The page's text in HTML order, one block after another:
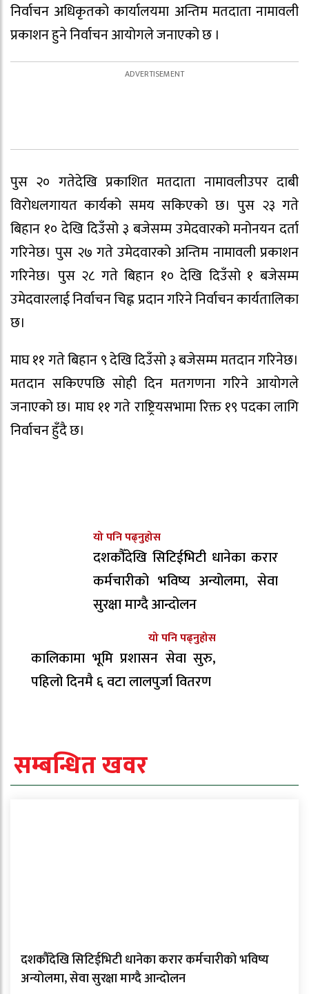
निर्वाचन अधिकृतको कार्यालयमा अन्तिम मतदाता नामावली
प्रकाशन हुने निर्वाचन आयोगले जनाएको छ ।
पुस २० गतेदेखि प्रकाशित मतदाता नामावलीउपर दाबी
विरोधलगायत कार्यको समय सकिएको छ। पुस २३ गते
बिहान १० देखि दिउँसो ३ बजेसम्म उमेदवारको मनोनयन दर्ता
गरिनेछ। पुस २७ गते उमेदवारको अन्तिम नामावली प्रकाशन
गरिनेछ। पुस २८ गते बिहान १० देखि दिउँसो १ बजेसम्म
उमेदवारलाई निर्वाचन चिह्न प्रदान गरिने निर्वाचन कार्यतालिका
छ।
माघ ११ गते बिहान ९ देखि दिउँसो ३ बजेसम्म मतदान गरिनेछ।
मतदान सकिएपछि सोही दिन मतगणना गरिने आयोगले
जनाएको छ। माघ ११ गते राष्ट्रियसभामा रिक्त १९ पदका लागि
निर्वाचन हुँदै छ।
यो पनि पढ्नुहोस
दशकौँदेखि सिटिईभिटी धानेका करार
कर्मचारीको भविष्य अन्योलमा, सेवा
सुरक्षा माग्दै आन्दोलन
यो पनि पढ्नुहोस
कालिकामा भूमि प्रशासन सेवा सुरु,
पहिलो दिनमै ६ वटा लालपुर्जा वितरण
सम्बन्धित खवर
दशकौँदेखि सिटिईभिटी धानेका करार कर्मचारीको भविष्य
अन्योलमा, सेवा सुरक्षा माग्दै आन्दोलन